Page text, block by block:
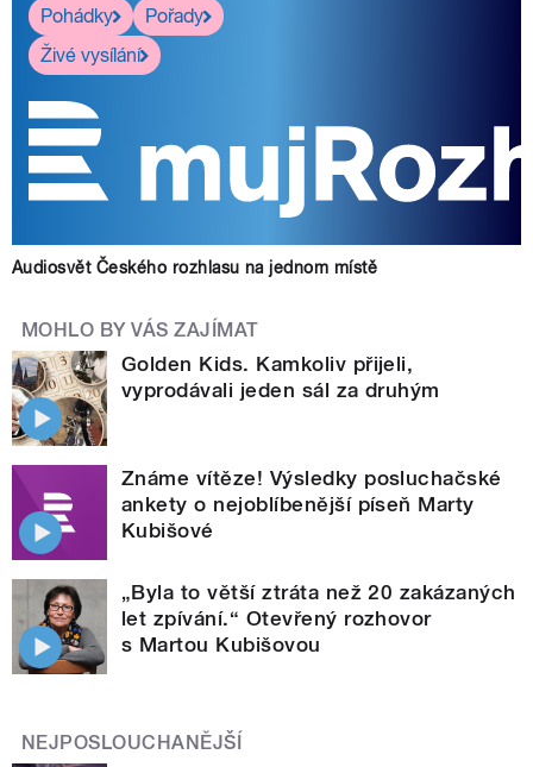
Pohádky
Pořady
Živé vysílání
Audiosvět Českého rozhlasu na jednom místě
MOHLO BY VÁS ZAJÍMAT
Golden Kids. Kamkoliv přijeli,
vyprodávali jeden sál za druhým
Známe vítěze! Výsledky posluchačské
ankety o nejoblíbenější píseň Marty
Kubišové
„Byla to větší ztráta než 20 zakázaných
let zpívání.“ Otevřený rozhovor
s Martou Kubišovou
NEJPOSLOUCHANĚJŠÍ